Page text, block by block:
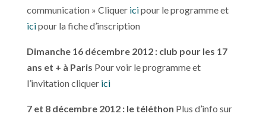
communication » Cliquer icipour le programme et
icipour la fiche d’inscription
Dimanche 16 décembre 2012 : club pour les 17
ans et + à Paris Pour voir le programme et
l’invitation cliquer ici
7 et 8 décembre 2012 : le téléthon Plus d’info sur